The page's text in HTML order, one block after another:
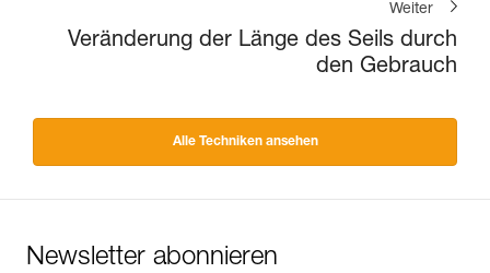
Weiter
Veränderung der Länge des Seils durch
den Gebrauch
Alle Techniken ansehen
Newsletter abonnieren